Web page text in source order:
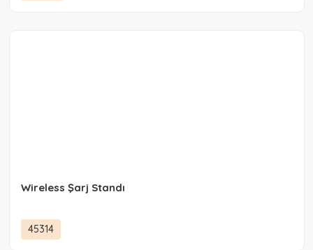
Wireless Şarj Standı
45314